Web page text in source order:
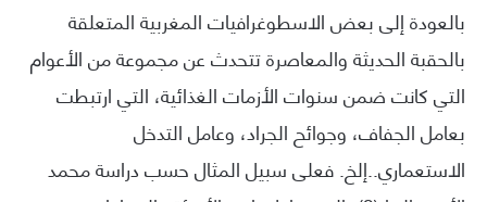
بالعودة إلى بعض الاسطوغرافيات المغربية المتعلقة
بالحقبة الحديثة والمعاصرة تتحدث عن مجموعة من الأعوام
التي كانت ضمن سنوات الأزمات الغذائية، التي ارتبطت
بعامل الجفاف، وجوائح الجراد، وعامل التدخل
الاستعماري..إلخ. فعلى سبيل المثال حسب دراسة محمد